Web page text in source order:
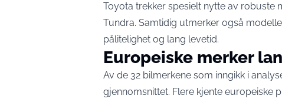
Toyota trekker spesielt nytte av robuste
Tundra. Samtidig utmerker også
pålitelighet og lang levetid.
Europeiske merker
Av de 32 bilmerkene som inngikk i
gjennomsnittet. Flere kjente europeiske